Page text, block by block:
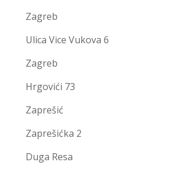
Zagreb
Ulica Vice Vukova 6
Zagreb
Hrgovići 73
Zaprešić
Zaprešićka 2
Duga Resa